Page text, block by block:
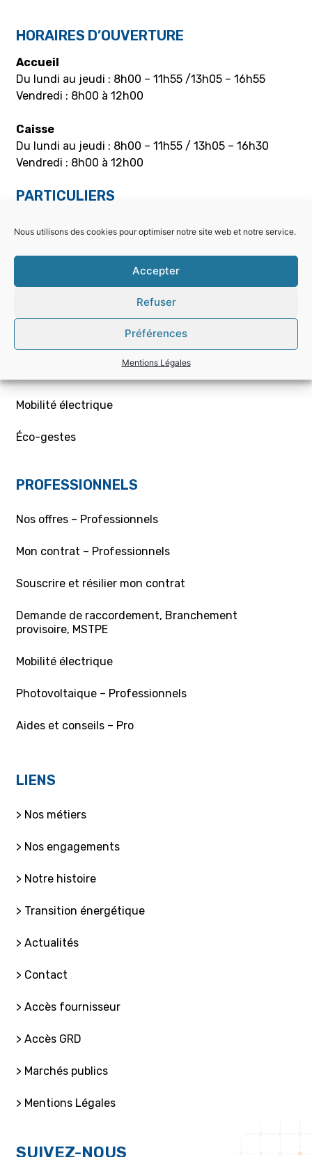
Nous utilisons des cookies pour optimiser notre site web et notre service.
Accepter
Refuser
Préférences
Mentions Légales
HORAIRES D’OUVERTURE
Accueil
Du lundi au jeudi : 8h00 – 11h55 /13h05 – 16h55
Vendredi : 8h00 à 12h00
Caisse
Du lundi au jeudi : 8h00 – 11h55 / 13h05 – 16h30
Vendredi : 8h00 à 12h00
PARTICULIERS
Choisir la bonne offre
Demande de raccordement aux réseaux Gaz/Elec
ou branchement provisoire
Mobilité électrique
Éco-gestes
PROFESSIONNELS
Nos offres – Professionnels
Mon contrat – Professionnels
Souscrire et résilier mon contrat
Demande de raccordement, Branchement
provisoire, MSTPE
Mobilité électrique
Photovoltaique – Professionnels
Aides et conseils – Pro
LIENS
> Nos métiers
> Nos engagements
> Notre histoire
> Transition énergétique
> Actualités
> Contact
> Accès fournisseur
> Accès GRD
> Marchés publics
> Mentions Légales
SUIVEZ-NOUS